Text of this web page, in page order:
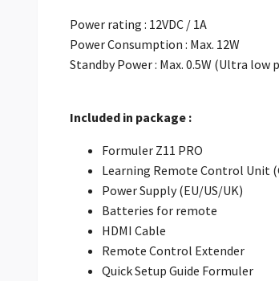
Power rating : 12VDC / 1A
Power Consumption : Max. 12W
Standby Power : Max. 0.5W (Ultra low
Included in package :
Formuler Z11 PRO
Learning Remote Control Unit
Power Supply (EU/US/UK)
Batteries for remote
HDMI Cable
Remote Control Extender
Quick Setup Guide Formuler